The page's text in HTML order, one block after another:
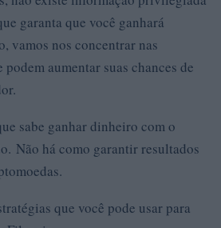
garanta que você ganhará
vamos nos concentrar nas
aumentar suas chances de
sabe ganhar dinheiro com o
Não há como garantir resultados
que você pode usar para